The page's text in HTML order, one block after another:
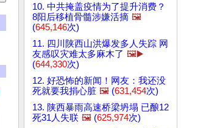
10. 中共掩盖疫情为了提升消费？
8阳后移植骨髓涉嫌活摘 🖼️
(645,146次)
11. 四川陕西山洪爆发多人失踪 网
友感叹灾难太多麻木了 🖼️▶️
(644,330次)
12. 好恐怖的新闻！网友：我还没
死就要我捐心脏 🖼️ (631,454次)
13. 陕西暴雨高速桥梁坍塌 已酿12
死31人失联 🖼️ (625,974次)